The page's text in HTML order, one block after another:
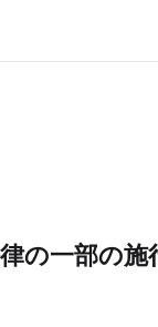
（選択すると条文の
の一部の